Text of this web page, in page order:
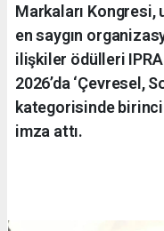
Markaları Kongresi,
en saygın
ilişkiler ödülleri
2026’da ‘Çevresel,
kategorisinde
imza attı.